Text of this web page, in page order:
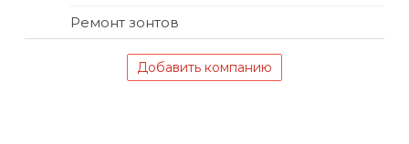
Ремонт зонтов
Добавить компанию